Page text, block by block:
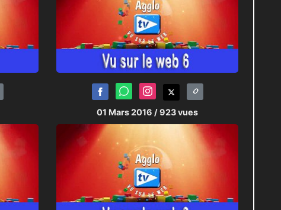
01 Mars 2016 / 923 vues